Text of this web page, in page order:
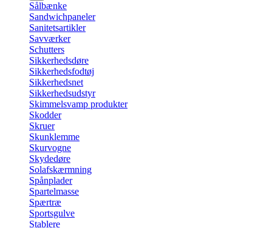
Sålbænke
Sandwichpaneler
Sanitetsartikler
Savværker
Schutters
Sikkerhedsdøre
Sikkerhedsfodtøj
Sikkerhedsnet
Sikkerhedsudstyr
Skimmelsvamp produkter
Skodder
Skruer
Skunklemme
Skurvogne
Skydedøre
Solafskærmning
Spånplader
Spartelmasse
Spærtræ
Sportsgulve
Stablere